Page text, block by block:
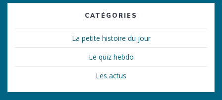
CATÉGORIES
La petite histoire du jour
Le quiz hebdo
Les actus